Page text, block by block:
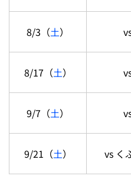
8/3（土）
8/17（土）
9/7（土）
9/21（土） vs く